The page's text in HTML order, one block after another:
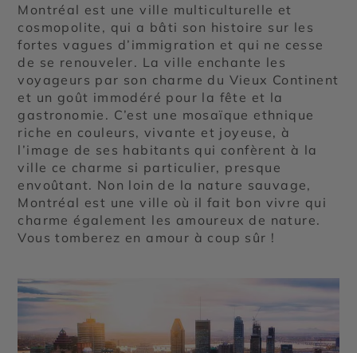
Montréal est une ville multiculturelle et
cosmopolite, qui a bâti son histoire sur les
fortes vagues d’immigration et qui ne cesse
de se renouveler. La ville enchante les
voyageurs par son charme du Vieux Continent
et un goût immodéré pour la fête et la
gastronomie. C’est une mosaïque ethnique
riche en couleurs, vivante et joyeuse, à
l’image de ses habitants qui confèrent à la
ville ce charme si particulier, presque
envoûtant. Non loin de la nature sauvage,
Montréal est une ville où il fait bon vivre qui
charme également les amoureux de nature.
Vous tomberez en amour à coup sûr !